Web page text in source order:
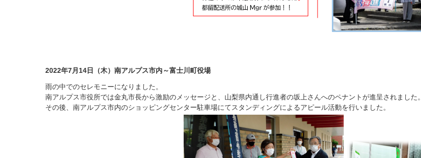
2022年7月14日（木）南アルプス市内～富士川町役場
雨の中でのセレモニーになりました。
南アルプス市役所では金丸市長から激励のメッセージと、山梨県内通し行進者の坂上さんへのペナントが進呈されました。
その後、南アルプス市内のショッピングセンター駐車場にてスタンディングによるアピール活動を行いました。